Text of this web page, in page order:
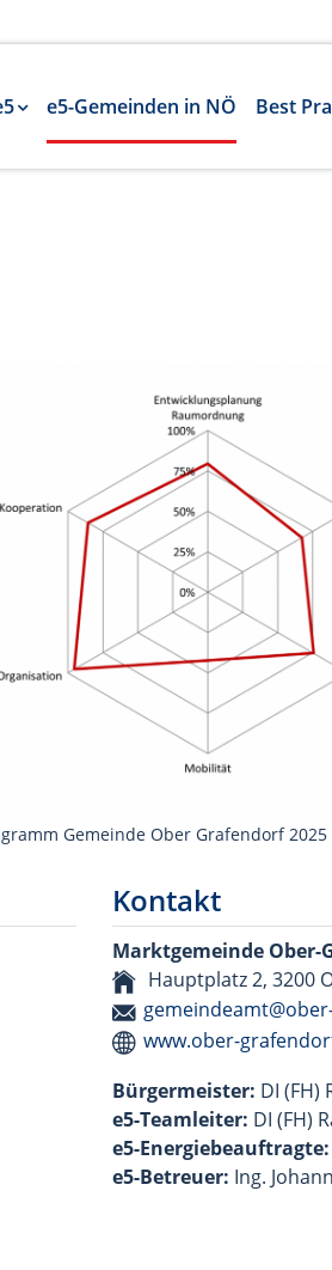
e5-Gemeinden in NÖ Best
Gemeinde Ober Grafendorf 2025
Kontakt
Marktgemeinde Ober-
Hauptplatz 2, 3200
www.ober-
Bürgermeister: DI (FH)
e5-Teamleiter: DI (FH)
e5-Energiebeauftragte:
e5-Betreuer: Ing.